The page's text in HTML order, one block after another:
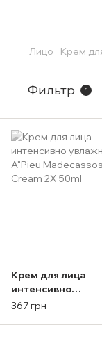
Лицо Крем
Фильтр 1
Крем для лица
интенсивно
увлажняющий
367 грн